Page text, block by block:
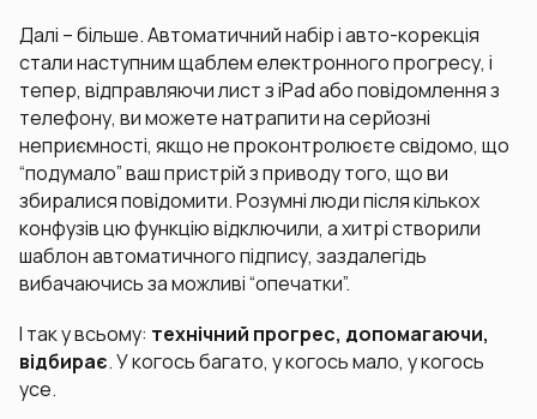
Далі – більше. Автоматичний набір і авто-корекція
стали наступним щаблем електронного прогресу, і
тепер, відправляючи лист з iPad або повідомлення з
телефону, ви можете натрапити на серйозні
неприємності, якщо не проконтролюєте свідомо, що
“подумало” ваш пристрій з приводу того, що ви
збиралися повідомити. Розумні люди після кількох
конфузів цю функцію відключили, а хитрі створили
шаблон автоматичного підпису, заздалегідь
вибачаючись за можливі “опечатки”.
І так у всьому: технічний прогрес, допомагаючи,
відбирає. У когось багато, у когось мало, у когось
усе.